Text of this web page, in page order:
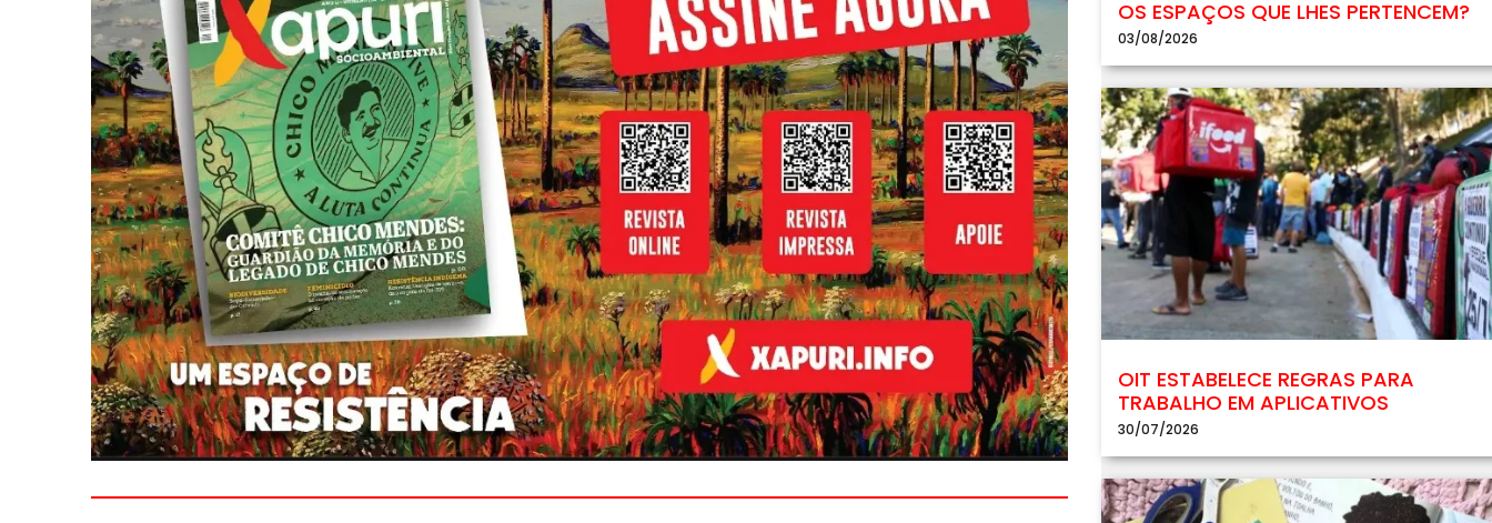
OS ESPAÇOS QUE LHES PERTENCEM?
03/08/2026
OIT ESTABELECE REGRAS PARA
TRABALHO EM APLICATIVOS
30/07/2026